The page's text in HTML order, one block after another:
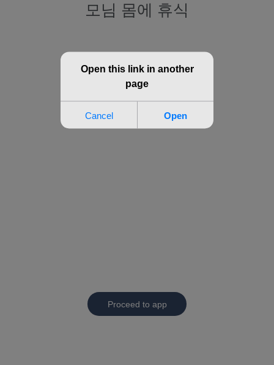
모님 몸에 휴식
Proceed to app